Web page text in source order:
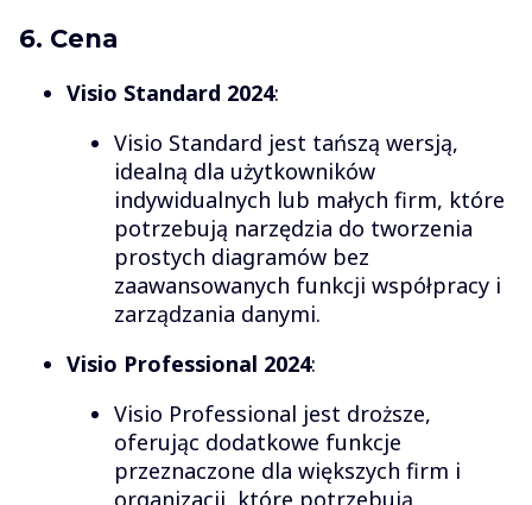
6. Cena
Visio Standard 2024:
Visio Standard jest tańszą wersją,
idealną dla użytkowników
indywidualnych lub małych firm, które
potrzebują narzędzia do tworzenia
prostych diagramów bez
zaawansowanych funkcji współpracy i
zarządzania danymi.
Visio Professional 2024:
Visio Professional jest droższe,
oferując dodatkowe funkcje
przeznaczone dla większych firm i
organizacji, które potrzebują